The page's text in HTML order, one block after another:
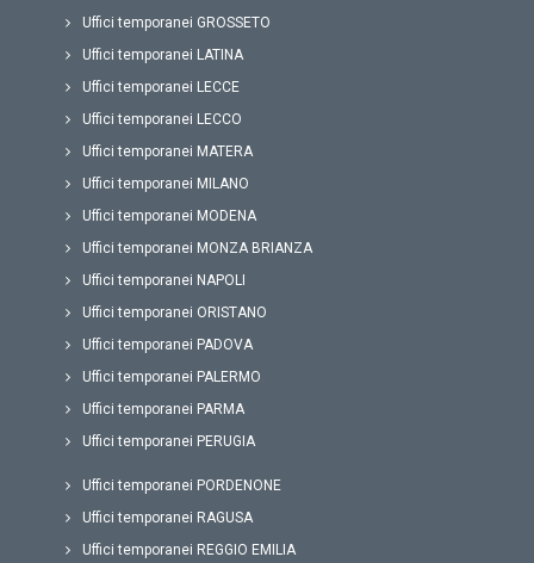
Uffici temporanei GROSSETO
Uffici temporanei LATINA
Uffici temporanei LECCE
Uffici temporanei LECCO
Uffici temporanei MATERA
Uffici temporanei MILANO
Uffici temporanei MODENA
Uffici temporanei MONZA BRIANZA
Uffici temporanei NAPOLI
Uffici temporanei ORISTANO
Uffici temporanei PADOVA
Uffici temporanei PALERMO
Uffici temporanei PARMA
Uffici temporanei PERUGIA
Uffici temporanei PORDENONE
Uffici temporanei RAGUSA
Uffici temporanei REGGIO EMILIA